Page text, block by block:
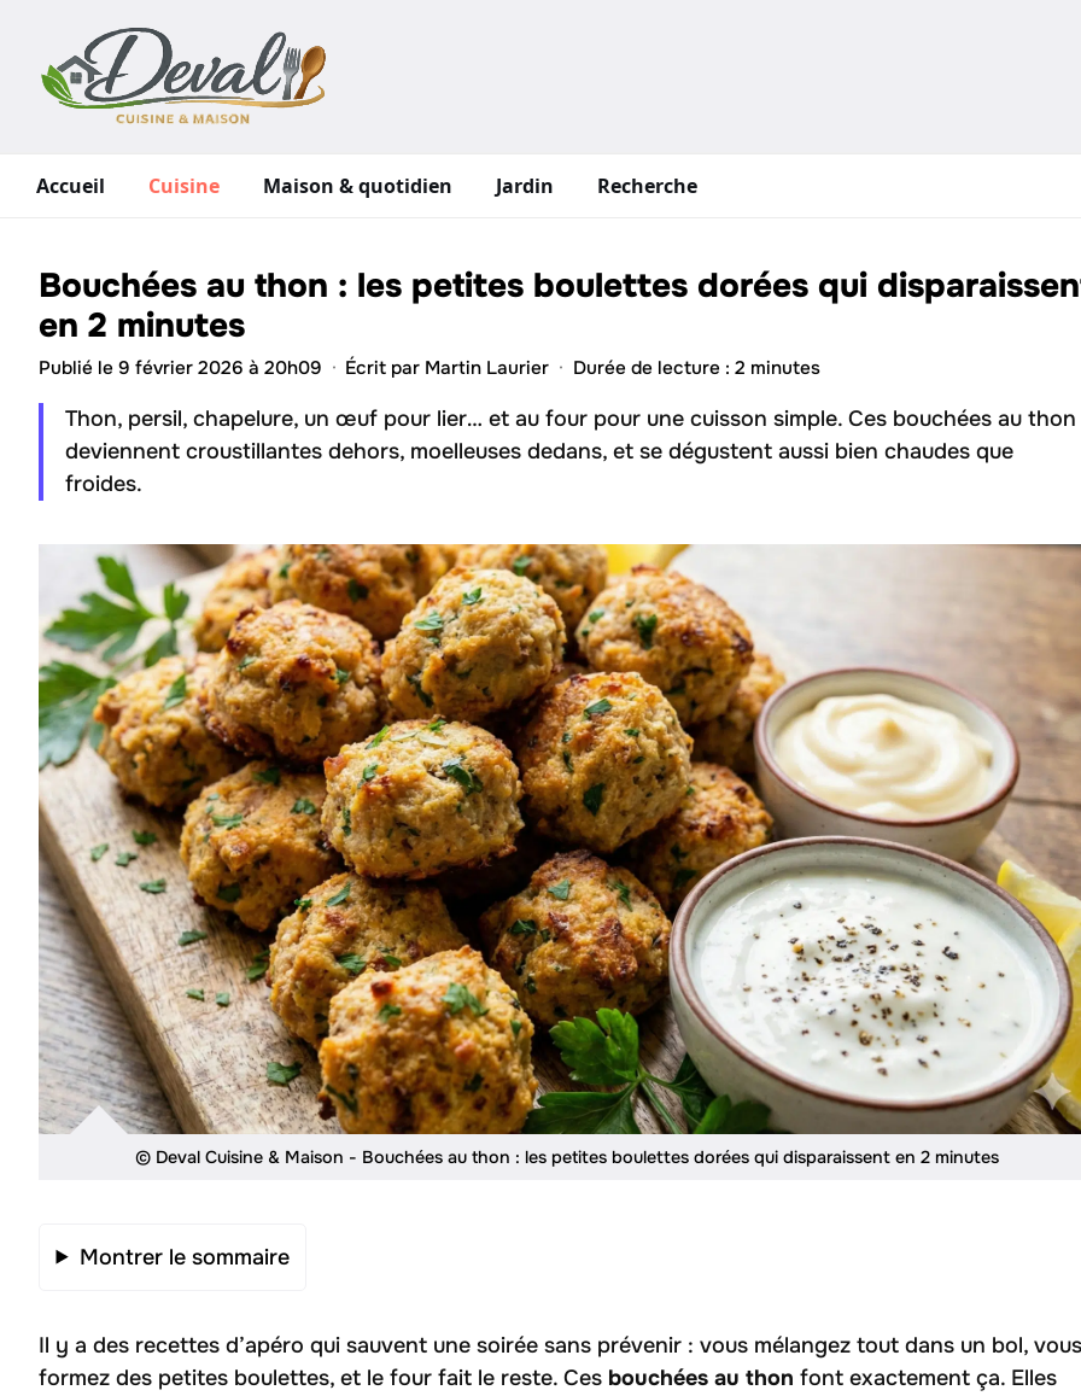
contenu
Accueil Cuisine Maison & quotidien Jardin Recherche
Bouchées au thon : les petites boulettes dorées qui
en 2 minutes
Publié le 9 février 2026 à 20h09 · Écrit par Martin Laurier · Durée de lecture : 2 minutes
Thon, persil, chapelure, un œuf pour lier… et au four pour une cuisson simple. Ces bouchées au thon
deviennent croustillantes dehors, moelleuses dedans, et se dégustent aussi bien chaudes que
froides.
© Deval Cuisine & Maison - Bouchées au thon : les petites boulettes dorées qui disparaissent en 2 minutes
Montrer le sommaire
Il y a des recettes d’apéro qui sauvent une soirée sans prévenir : vous mélangez tout dans un bol, vous
formez des petites boulettes, et le four fait le reste. Ces bouchées au thon font exactement ça. Elles